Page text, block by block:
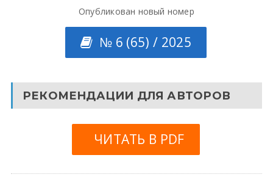
Опубликован новый номер
№ 6 (65) / 2025
РЕКОМЕНДАЦИИ ДЛЯ АВТОРОВ
ЧИТАТЬ В PDF